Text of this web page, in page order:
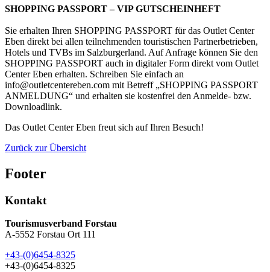
SHOPPING PASSPORT – VIP GUTSCHEINHEFT
Sie erhalten Ihren SHOPPING PASSPORT für das Outlet Center
Eben direkt bei allen teilnehmenden touristischen Partnerbetrieben,
Hotels und TVBs im Salzburgerland. Auf Anfrage können Sie den
SHOPPING PASSPORT auch in digitaler Form direkt vom Outlet
Center Eben erhalten. Schreiben Sie einfach an
info@outletcentereben.com mit Betreff „SHOPPING PASSPORT
ANMELDUNG“ und erhalten sie kostenfrei den Anmelde- bzw.
Downloadlink.
Das Outlet Center Eben freut sich auf Ihren Besuch!
Zurück zur Übersicht
Footer
Kontakt
Tourismusverband Forstau
A-5552 Forstau Ort 111
+43-(0)6454-8325
+43-(0)6454-8325